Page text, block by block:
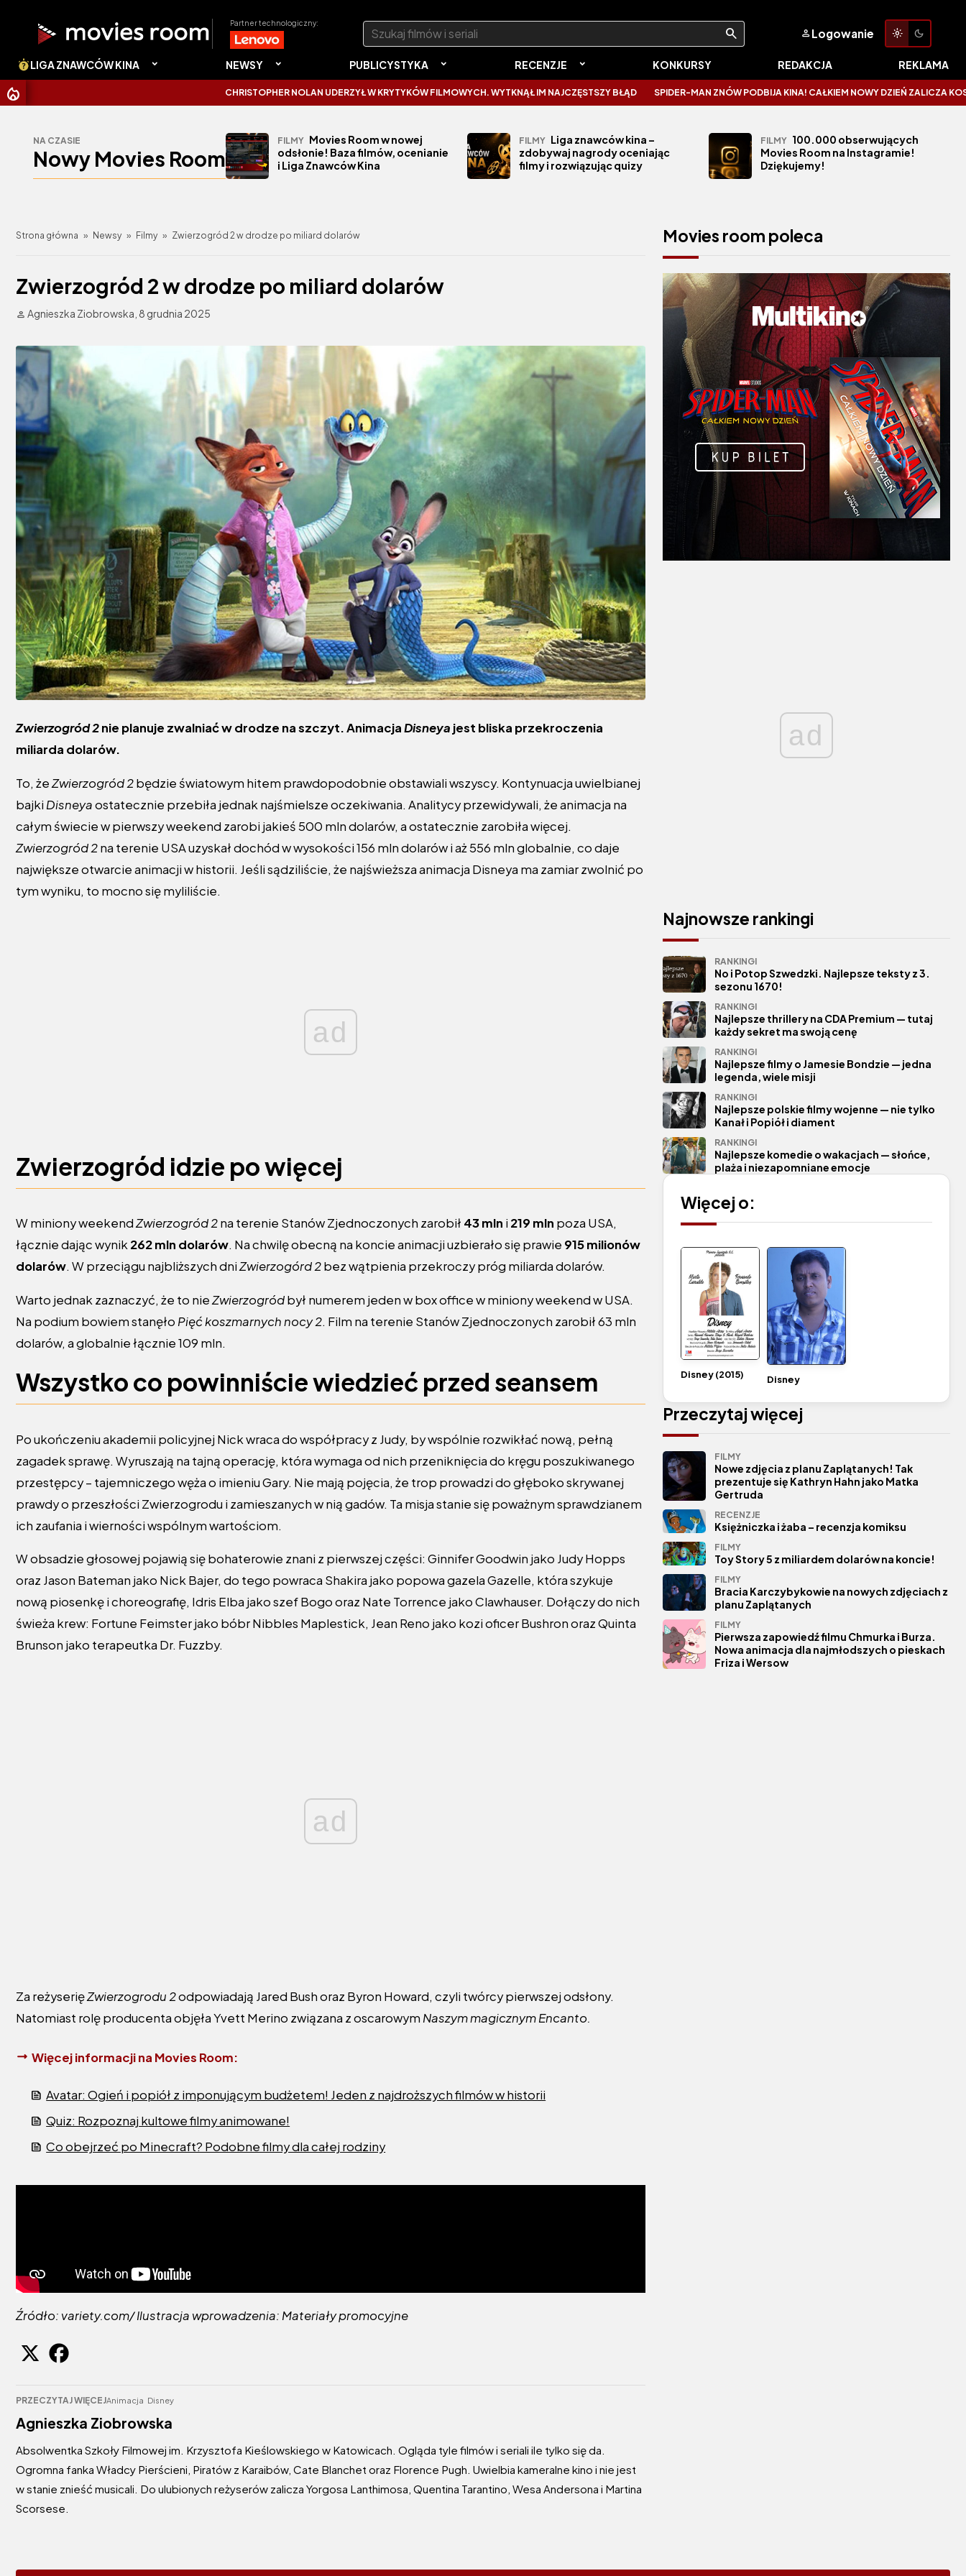
Partner technologiczny: Szukaj:
Logowanie
LIGA ZNAWCÓW KINA NEWSY PUBLICYSTYKA RECENZJE KONKURSY REDAKCJA REKLAMA
CHRISTOPHER NOLAN UDERZYŁ W KRYTYKÓW FILMOWYCH. WYTKNĄŁ IM NAJCZĘSTSZY BŁĄD SPIDER-MAN ZNÓW PODBIJA KINA! CAŁKIEM NOWY DZIEŃ ZALICZA KOSMICZNE
NA CZASIE
Nowy Movies Room
FILMY Movies Room w nowej
odsłonie! Baza filmów, ocenianie
i Liga Znawców Kina
FILMY Liga znawców kina –
zdobywaj nagrody oceniając
filmy i rozwiązując quizy
FILMY 100.000 obserwujących
Movies Room na Instagramie!
Dziękujemy!
Strona główna » Newsy » Filmy » Zwierzogród 2 w drodze po miliard dolarów
Zwierzogród 2 w drodze po miliard dolarów
Agnieszka Ziobrowska, 8 grudnia 2025
Zwierzogród 2nie planuje zwalniać w drodze na szczyt. AnimacjaDisneya jest bliska przekroczenia
miliarda dolarów.
To, żeZwierzogród 2będzie światowym hitem prawdopodobnie obstawiali wszyscy. Kontynuacja uwielbianej
bajki Disneyaostatecznie przebiła jednak najśmielsze oczekiwania. Analitycy przewidywali, że animacja na
całym świecie w pierwszy weekend zarobi jakieś 500 mln dolarów, a ostatecznie zarobiła więcej.
Zwierzogród 2na terenie USA uzyskał dochód w wysokości 156 mln dolarów i aż 556 mln globalnie, co daje
największe otwarcie animacji w historii. Jeśli sądziliście, że najświeższa animacja Disneya ma zamiar zwolnić po
tym wyniku, to mocno się myliliście.
ad
Zwierzogród idzie po więcej
W miniony weekendZwierzogród 2na terenie Stanów Zjednoczonych zarobił 43 mln i 219 mln poza USA,
łącznie dając wynik262 mln dolarów. Na chwilę obecną na koncie animacji uzbierało się prawie 915 milionów
dolarów. W przeciągu najbliższych dniZwierzogórd 2bez wątpienia przekroczy próg miliarda dolarów.
Warto jednak zaznaczyć, że to nieZwierzogródbył numerem jeden w box office w miniony weekend w USA.
Na podium bowiem stanęło Pięć koszmarnych nocy 2. Film na terenie Stanów Zjednoczonych zarobił 63 mln
dolarów, a globalnie łącznie 109 mln.
Wszystko co powinniście wiedzieć przed seansem
Po ukończeniu akademii policyjnej Nick wraca do współpracy z Judy, by wspólnie rozwikłać nową, pełną
zagadek sprawę. Wyruszają na tajną operację, która wymaga od nich przeniknięcia do kręgu poszukiwanego
przestępcy – tajemniczego węża o imieniu Gary. Nie mają pojęcia, że trop prowadzi do głęboko skrywanej
prawdy o przeszłości Zwierzogrodu i zamieszanych w nią gadów. Ta misja stanie się poważnym sprawdzianem
ich zaufania i wierności wspólnym wartościom.
W obsadzie głosowej pojawią się bohaterowie znani z pierwszej części: Ginnifer Goodwin jako Judy Hopps
oraz Jason Bateman jako Nick Bajer, do tego powraca Shakira jako popowa gazela Gazelle, która szykuje
nową piosenkę i choreografię, Idris Elba jako szef Bogo oraz Nate Torrence jako Clawhauser. Dołączy do nich
świeża krew: Fortune Feimster jako bóbr Nibbles Maplestick, Jean Reno jako kozi oficer Bushron oraz Quinta
Brunson jako terapeutka Dr. Fuzzby.
ad
Za reżyserięZwierzogrodu 2odpowiadają Jared Bush oraz Byron Howard, czyli twórcy pierwszej odsłony.
Natomiast rolę producenta objęła Yvett Merino związana z oscarowym Naszym magicznym Encanto.
Więcej informacji na Movies Room:
Avatar: Ogień i popiół z imponującym budżetem! Jeden z najdroższych filmów w historii
Quiz: Rozpoznaj kultowe filmy animowane!
Co obejrzeć po Minecraft? Podobne filmy dla całej rodziny
Źródło: variety.com/ Ilustracja wprowadzenia: Materiały promocyjne
PRZECZYTAJ WIĘCEJAnimacja Disney
Agnieszka Ziobrowska
Absolwentka Szkoły Filmowej im. Krzysztofa Kieślowskiego w Katowicach. Ogląda tyle filmów i seriali ile tylko się da.
Ogromna fanka Władcy Pierścieni, Piratów z Karaibów, Cate Blanchet oraz Florence Pugh. Uwielbia kameralne kino i nie jest
w stanie znieść musicali. Do ulubionych reżyserów zalicza Yorgosa Lanthimosa, Quentina Tarantino, Wesa Andersona i Martina
Scorsese.
Movies room poleca
ad
Najnowsze rankingi
RANKINGI
No i Potop Szwedzki. Najlepsze teksty z 3.
sezonu 1670!
RANKINGI
Najlepsze thrillery na CDA Premium — tutaj
każdy sekret ma swoją cenę
RANKINGI
Najlepsze filmy o Jamesie Bondzie — jedna
legenda, wiele misji
RANKINGI
Najlepsze polskie filmy wojenne — nie tylko
Kanał i Popiół i diament
RANKINGI
Najlepsze komedie o wakacjach — słońce,
plaża i niezapomniane emocje
Więcej o:
Disney (2015) Disney
Przeczytaj więcej
FILMY
Nowe zdjęcia z planu Zaplątanych! Tak
prezentuje się Kathryn Hahn jako Matka
Gertruda
RECENZJE
Księżniczka i żaba – recenzja komiksu
FILMY
Toy Story 5 z miliardem dolarów na koncie!
FILMY
Bracia Karczybykowie na nowych zdjęciach z
planu Zaplątanych
FILMY
Pierwsza zapowiedź filmu Chmurka i Burza.
Nowa animacja dla najmłodszych o pieskach
Friza i Wersow